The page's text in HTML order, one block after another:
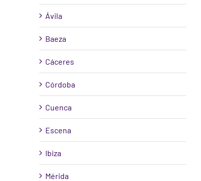
Ávila
Baeza
Cáceres
Córdoba
Cuenca
Escena
Ibiza
Mérida